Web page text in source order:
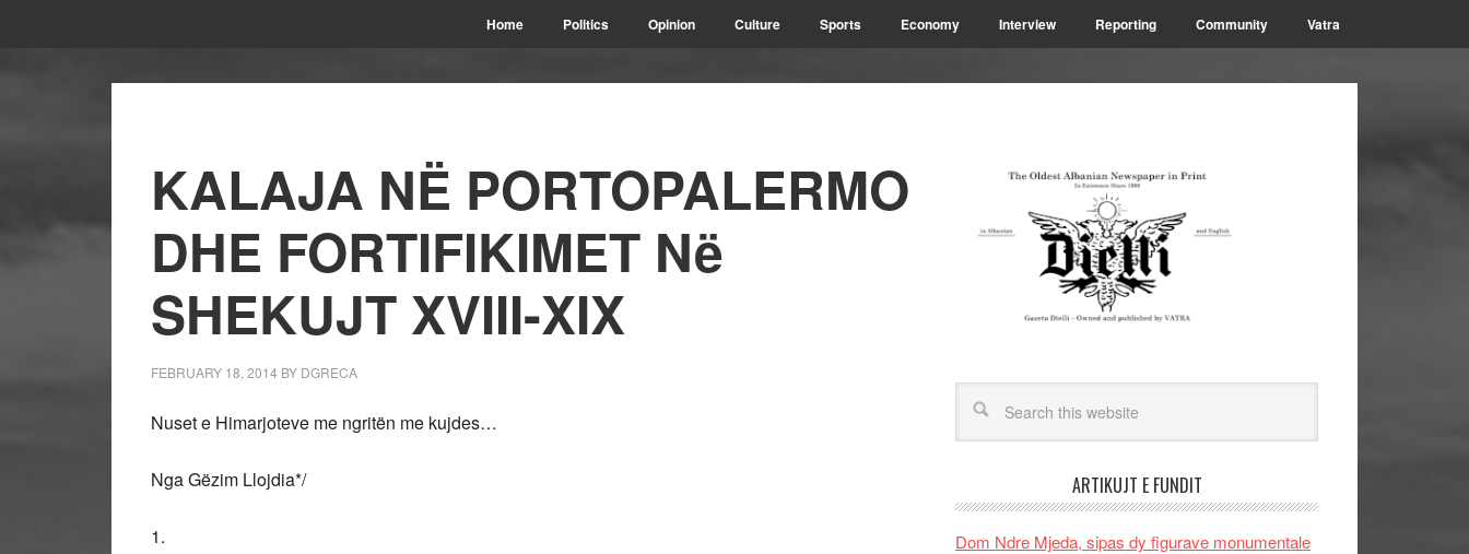
Home Politics Opinion Culture Sports Economy Interview Reporting Community Vatra
KALAJA NË PORTOPALERMO
DHE FORTIFIKIMET Në
SHEKUJT XVIII-XIX
FEBRUARY 18, 2014 BY DGRECA
Nuset e Himarjoteve me ngritën me kujdes…
Nga Gëzim Llojdia*/
1.
ARTIKUJT E FUNDIT
Dom Ndre Mjeda, sipas dy figurave monumentale